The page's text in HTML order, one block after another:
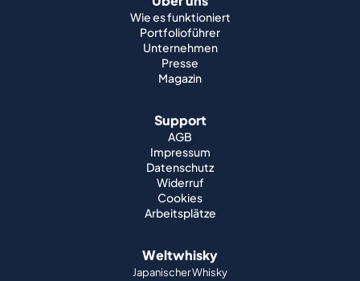
Wie es funktioniert
Portfolioführer
Unternehmen
Presse
Magazin
Support
AGB
Impressum
Datenschutz
Widerruf
Cookies
Arbeitsplätze
Weltwhisky
Japanischer Whisky